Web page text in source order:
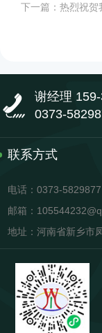
下一篇：热烈祝贺
谢经理
0373-
联系方式
电话：0373-5829877
邮箱：
地址：河南省新乡市